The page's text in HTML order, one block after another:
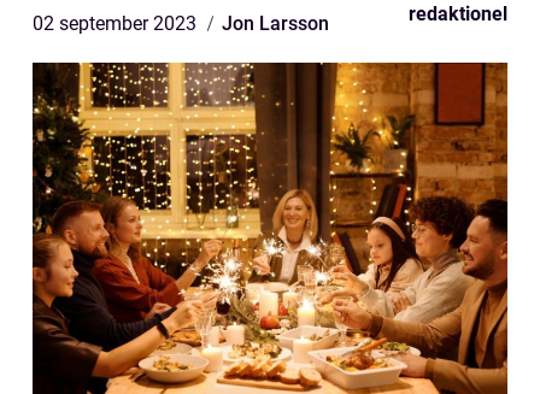
02 september 2023 Jon Larsson redaktionel